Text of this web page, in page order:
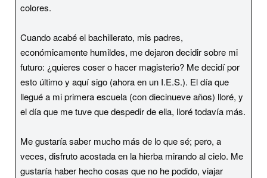
colores.
Cuando acabé el bachillerato, mis padres,
económicamente humildes, me dejaron decidir sobre mi
futuro: ¿quieres coser o hacer magisterio? Me decidí por
esto último y aquí sigo (ahora en un I.E.S.). El día que
llegué a mi primera escuela (con diecinueve años) lloré, y
el día que me tuve que despedir de ella, lloré todavía más.
Me gustaría saber mucho más de lo que sé; pero, a
veces, disfruto acostada en la hierba mirando al cielo. Me
gustaría haber hecho cosas que no he podido, viajar